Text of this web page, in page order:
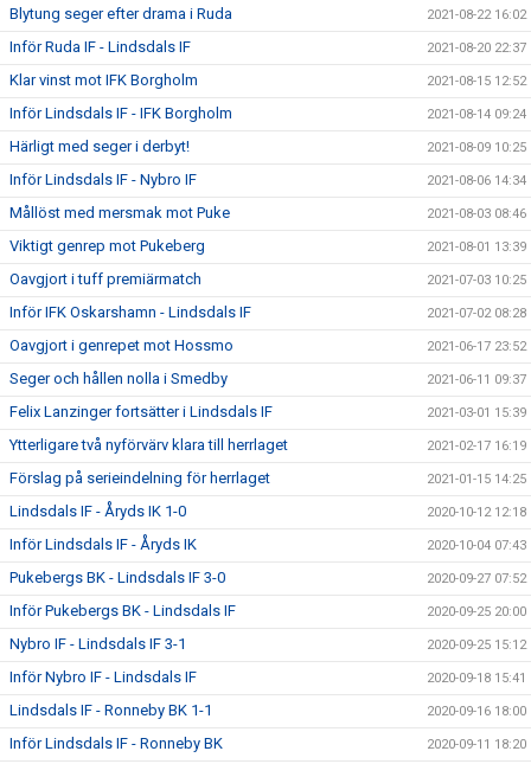
Blytung seger efter drama i Ruda 2021-08-22 16:02
Inför Ruda IF - Lindsdals IF 2021-08-20 22:37
Klar vinst mot IFK Borgholm 2021-08-15 12:52
Inför Lindsdals IF - IFK Borgholm 2021-08-14 09:24
Härligt med seger i derbyt! 2021-08-09 10:25
Inför Lindsdals IF - Nybro IF 2021-08-06 14:34
Mållöst med mersmak mot Puke 2021-08-03 08:46
Viktigt genrep mot Pukeberg 2021-08-01 13:39
Oavgjort i tuff premiärmatch 2021-07-03 10:25
Inför IFK Oskarshamn - Lindsdals IF 2021-07-02 08:28
Oavgjort i genrepet mot Hossmo 2021-06-17 23:52
Seger och hållen nolla i Smedby 2021-06-11 09:37
Felix Lanzinger fortsätter i Lindsdals IF 2021-03-01 15:39
Ytterligare två nyförvärv klara till herrlaget 2021-02-17 16:19
Förslag på serieindelning för herrlaget 2021-01-15 14:25
Lindsdals IF - Åryds IK 1-0 2020-10-12 12:18
Inför Lindsdals IF - Åryds IK 2020-10-04 07:43
Pukebergs BK - Lindsdals IF 3-0 2020-09-27 07:52
Inför Pukebergs BK - Lindsdals IF 2020-09-25 20:00
Nybro IF - Lindsdals IF 3-1 2020-09-25 15:12
Inför Nybro IF - Lindsdals IF 2020-09-18 15:41
Lindsdals IF - Ronneby BK 1-1 2020-09-16 18:00
Inför Lindsdals IF - Ronneby BK 2020-09-11 18:20